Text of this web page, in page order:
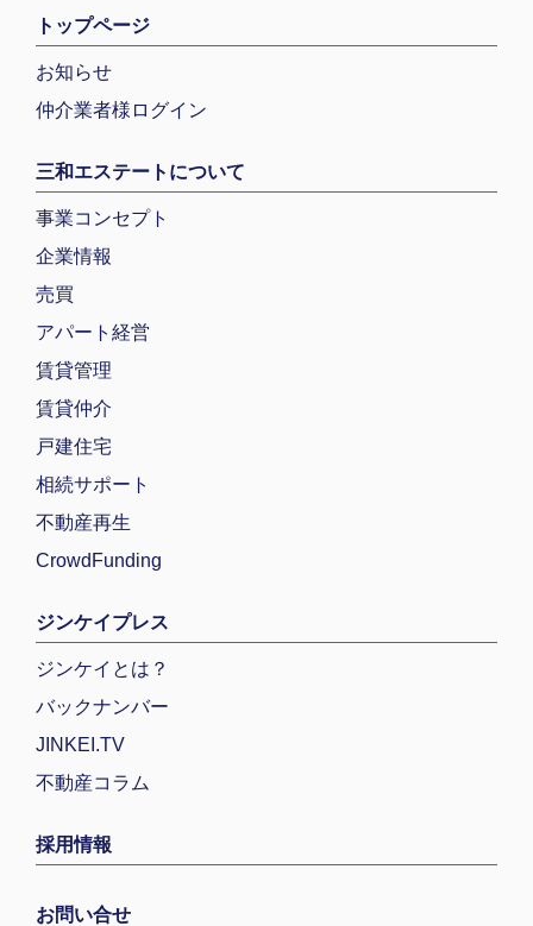
トップページ
お知らせ
仲介業者様ログイン
三和エステートについて
事業コンセプト
企業情報
売買
アパート経営
賃貸管理
賃貸仲介
戸建住宅
相続サポート
不動産再生
CrowdFunding
ジンケイプレス
ジンケイとは？
バックナンバー
JINKEI.TV
不動産コラム
採用情報
お問い合せ